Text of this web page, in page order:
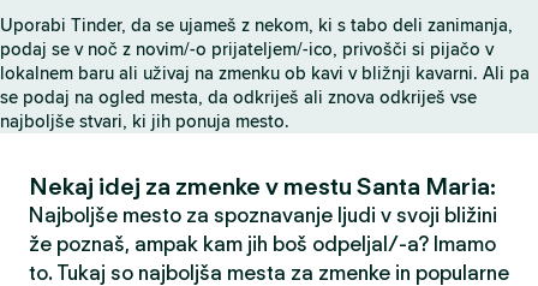
Uporabi Tinder, da se ujameš z nekom, ki s tabo deli zanimanja,
podaj se v noč z novim/-o prijateljem/-ico, privošči si pijačo v
lokalnem baru ali uživaj na zmenku ob kavi v bližnji kavarni. Ali pa
se podaj na ogled mesta, da odkriješ ali znova odkriješ vse
najboljše stvari, ki jih ponuja mesto.
Nekaj idej za zmenke v mestu Santa Maria:
Najboljše mesto za spoznavanje ljudi v svoji bližini
že poznaš, ampak kam jih boš odpeljal/-a? Imamo
to. Tukaj so najboljša mesta za zmenke in popularne